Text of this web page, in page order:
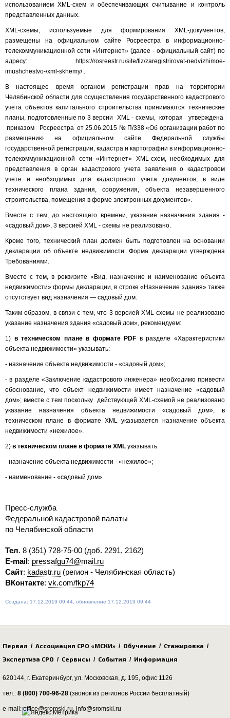
использованием XML-схем и обеспечивающих считывание и контроль
представленных данных.
XML-схемы, используемые для формирования XML-документов,
размещены на официальном сайте Росреестра в информационно-
телекоммуникационной сети «Интернет» (далее - официальный сайт) по
адресу: https://rosreestr.ru/site/fiz/zaregistrirovat-nedvizhimoe-
imushchestvo-/xml-skhemy/ .
В настоящее время органом регистрации прав на территории
Челябинской области для осуществления государственного кадастрового
учета объектов капитального строительства принимаются технические
планы, подготовленные по 3 версии XML - схемы, которая утверждена
приказом Росреестра от 25.06.2015 № П/338 «Об организации работ по
размещению на официальном сайте Федеральной службы
государственной регистрации, кадастра и картографии в информационно-
телекоммуникационной сети «Интернет» XML-схем, необходимых для
представления в орган кадастрового учета заявления о кадастровом
учете и необходимых для кадастрового учета документов, в виде
технического плана здания, сооружения, объекта незавершенного
строительства, помещения в форме электронных документов».
Вместе с тем, до настоящего времени, указание назначения здания -
«садовый дом», 3 версией XML - схемы не реализовано.
Кроме того, технический план должен быть подготовлен на основании
декларации об объекте недвижимости. Форма декларации утверждена
Требованиями.
Вместе с тем, в реквизите «Вид, назначение и наименование объекта
недвижимости» формы декларации, в строке «Назначение здания» также
отсутствует вид назначения — садовый дом.
Таким образом, в связи с тем, что 3 версией XML-схемы не реализовано
указание назначения здания «садовый дом», рекомендуем:
1) в техническом плане в формате PDF в разделе «Характеристики
объекта недвижимости» указывать:
- назначение объекта недвижимости - «садовый дом»;
- в разделе «Заключение кадастрового инженера» необходимо привести
обоснование, что объект недвижимости имеет назначение «садовый
дом»; вместе с тем поскольку действующей XML-схемой не реализовано
указание назначения объекта недвижимости «садовый дом», в
техническом плане в формате XML указывается назначение объекта
недвижимости «нежилое».
2) в техническом плане в формате XML указывать:
- назначение объекта недвижимости - «нежилое»;
- наименование - «садовый дом».
Пресс-служба
Федеральной кадастровой палаты
по Челябинской области
Тел. 8 (351) 728-75-00 (доб. 2291, 2162)
E-mail: pressafgu74@mail.ru
Сайт: kadastr.ru (регион - Челябинская область)
ВКонтакте: vk.com/fkp74
Создана: 17.12.2019 09:44, обновление 17.12.2019 09:44
Первая / Ассоциация СРО «МСКИ» / Обучение / Стажировка /
Экспертиза СРО / Сервисы / События / Информация
620144, г. Екатеринбург, ул. Московская, д. 195, офис 1126
тел.: 8 (800) 700-96-28 (звонок из регионов России бесплатный)
e-mail: office@sromski.ru, info@sromski.ru